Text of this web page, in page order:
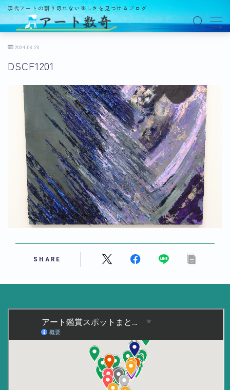
現代アートの割り切れない楽しさを見つけるブログ
アート数奇とは？
観る
ギャラリー
美術館・博物館
オルタナティブスペース
アートフェア
イベント
オークション
用語解説
作家・作品紹介
2024.08.20
DSCF1201
SHARE